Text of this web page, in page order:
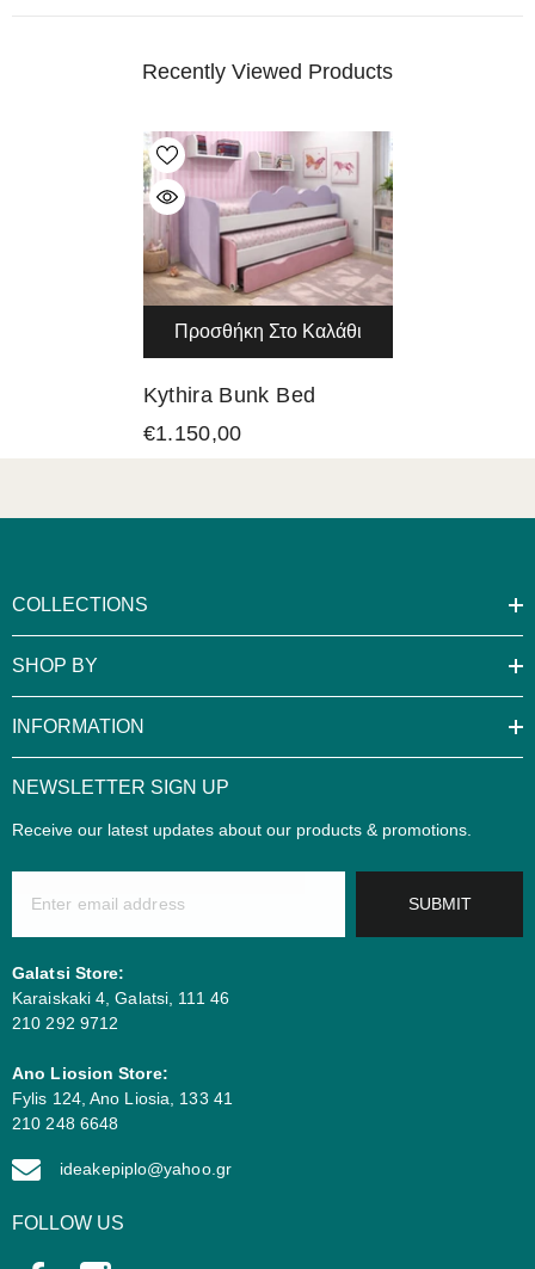
Recently Viewed Products
Προσθήκη Στο Καλάθι
Kythira Bunk Bed
€1.150,00
COLLECTIONS
SHOP BY
INFORMATION
NEWSLETTER SIGN UP
Receive our latest updates about our products & promotions.
SUBMIT
Galatsi Store:
Karaiskaki 4, Galatsi, 111 46
210 292 9712
Ano Liosion Store:
Fylis 124, Ano Liosia, 133 41
210 248 6648
ideakepiplo@yahoo.gr
FOLLOW US